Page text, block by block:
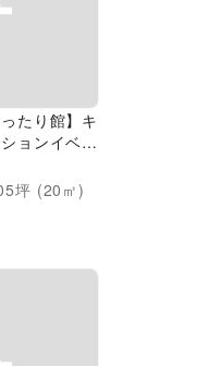
たり館】キ
ョンイベン
ズメント施
坪 (20 ㎡)